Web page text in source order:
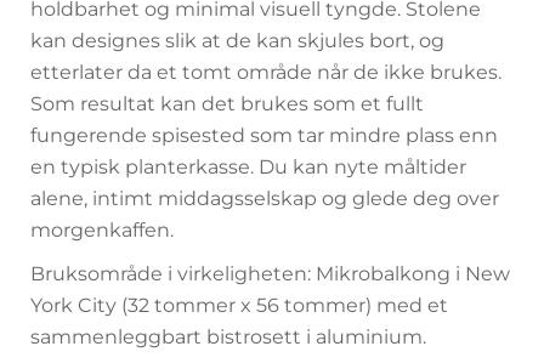
holdbarhet og minimal visuell tyngde. Stolene
kan designes slik at de kan skjules bort, og
etterlater da et tomt område når de ikke brukes.
Som resultat kan det brukes som et fullt
fungerende spisested som tar mindre plass enn
en typisk planterkasse. Du kan nyte måltider
alene, intimt middagsselskap og glede deg over
morgenkaffen.
Bruksområde i virkeligheten: Mikrobalkong i New
York City (32 tommer x 56 tommer) med et
sammenleggbart bistrosett i aluminium.